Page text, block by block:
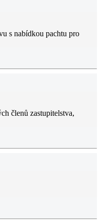
s nabídkou pachtu pro
členů zastupitelstva,